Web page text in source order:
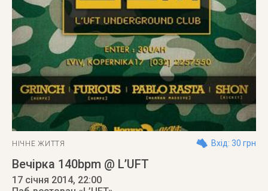
НІЧНЕ ЖИТТЯ Вхід: 30 грн
Вечірка 140bpm @ L’UFT
17 січня 2014, 22:00